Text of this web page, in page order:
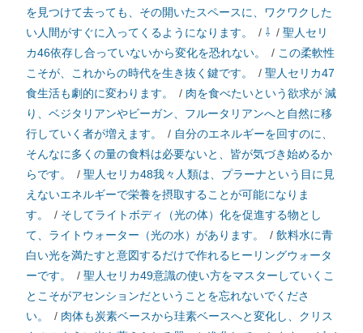
を見つけて去っても、その開いたスペースに、ワクワクした
い人間がすぐに入ってくるようになります。
/ ⇩ / 聖人セリ
カ46依存し合っていないから変化を恐れない。
/ この柔軟性
こそが、これからの時代を生き抜く鍵です。
/ 聖人セリカ47
食生活も劇的に変わります。
/ 肉を食べたいという欲求が 減
り、ベジタリアンやビーガン、フルータリアンへと自然に移
行していく者が増えます。
/ 自分のエネルギーを回すのに、
そんなに多くの量の食料は必要ないと、皆が気づき始めるか
らです。
/ 聖人セリカ48我々人類は、プラーナという目に見
えないエネルギーで栄養を摂取することが可能になりま
す。
/ そしてライトボディ（光の体）化を促進する物とし
て、ライトウォーター（光の水）があります。
/ 飲料水に青
白い光を満たすと意図するだけで作れるヒーリングウォータ
ーです。
/ 聖人セリカ49意識の使い方をマスターしていくこ
とこそがアセンションだということを忘れないでくださ
い。
/ 肉体も炭素ベースから珪素ベースへと変化し、クリス